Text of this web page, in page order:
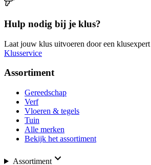
Hulp nodig bij je klus?
Laat jouw klus uitvoeren door een klusexpert
Klusservice
Assortiment
Gereedschap
Verf
Vloeren & tegels
Tuin
Alle merken
Bekijk het assortiment
Assortiment